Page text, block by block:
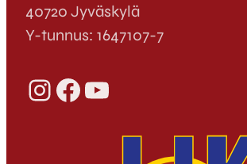
40720 Jyväskylä
Y-tunnus: 1647107-7
InstagramFacebook YouTube